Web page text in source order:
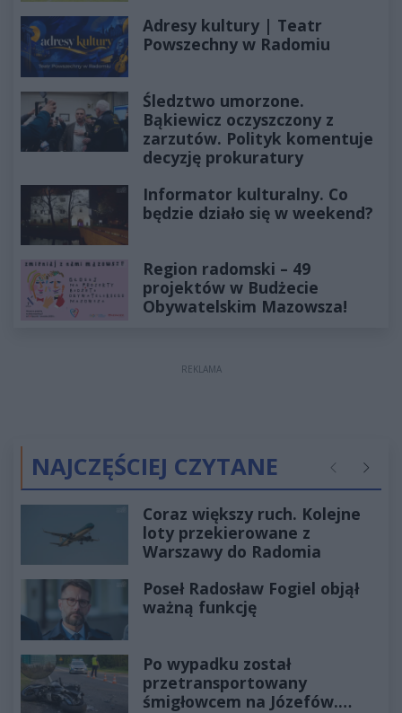
Adresy kultury | Teatr
Powszechny w Radomiu
Śledztwo umorzone.
Bąkiewicz oczyszczony z
zarzutów. Polityk komentuje
decyzję prokuratury
Informator kulturalny. Co
będzie działo się w weekend?
Region radomski – 49
projektów w Budżecie
Obywatelskim Mazowsza!
REKLAMA
NAJCZĘŚCIEJ CZYTANE Poprzednie
Coraz większy ruch. Kolejne
loty przekierowane z
Warszawy do Radomia
Poseł Radosław Fogiel objął
ważną funkcję
Po wypadku został
przetransportowany
śmigłowcem na Józefów.